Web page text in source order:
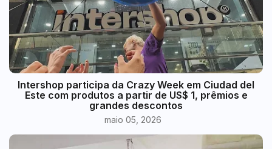
Intershop participa da Crazy Week em Ciudad del
Este com produtos a partir de US$ 1, prêmios e
grandes descontos
maio 05, 2026